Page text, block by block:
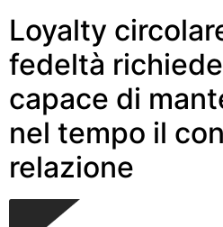
Loyalty
fedeltà
capace di
nel tempo il
relazione